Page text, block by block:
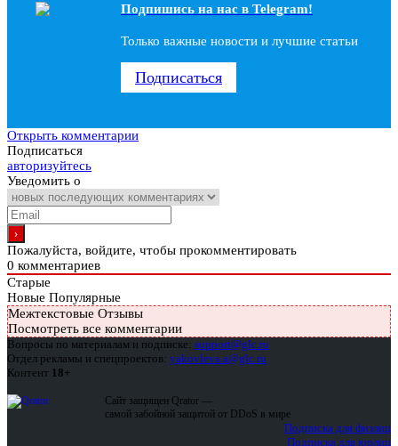
Подпишись на наc в Telegram!
Только важные новости и лучшие статьи
Подписаться
Открыть комментарии
Подписаться
авторизуйтесь
Уведомить о
Пожалуйста, войдите, чтобы прокомментировать
0 комментариев
Старые
Новые Популярные
Межтекстовые Отзывы
Посмотреть все комментарии
Вопросы по материалам и подписке: support@glc.ru
Отдел рекламы и спецпроектов: yakovleva.a@glc.ru
Контент 18+
Сайт защищен Qrator —
самой забойной защитой от DDoS в мире
Подписка для физлиц
Подписка для юрлиц